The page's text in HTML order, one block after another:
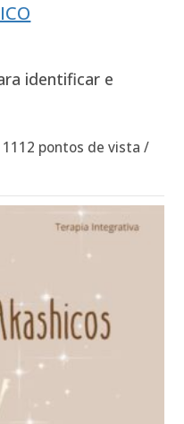
identificar e
pontos de vista /